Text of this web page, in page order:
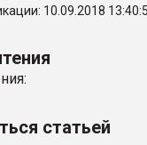
10.09.2018
статьей